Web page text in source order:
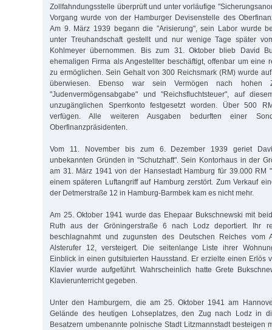
Zollfahndungsstelle überprüft und unter vorläufige
Vorgang wurde von der Hamburger Devisenstelle des
Am 9. März 1939 begann die "Arisierung", sein Labor wurde
unter Treuhandschaft gestellt und nur wenige Tage später
Kohlmeyer übernommen. Bis zum 31. Oktober blieb David
ehemaligen Firma als Angestellter beschäftigt, offenbar um eine
zu ermöglichen. Sein Gehalt von 300 Reichsmark (RM) wurde
überwiesen. Ebenso war sein Vermögen nach hohen
"Judenvermögensabgabe" und "Reichsfluchtsteuer", auf
unzugänglichen Sperrkonto festgesetzt worden. Über 500
verfügen. Alle weiteren Ausgaben bedurften einer
Oberfinanzpräsidenten.
Vom 11. November bis zum 6. Dezember 1939 geriet
unbekannten Gründen in "Schutzhaft". Sein Kontorhaus in der
am 31. März 1941 von der Hansestadt Hamburg für 39.000 RM
einem späteren Luftangriff auf Hamburg zerstört. Zum Verkauf
der Detmerstraße 12 in Hamburg-Barmbek kam es nicht mehr.
Am 25. Oktober 1941 wurde das Ehepaar Bukschnewski mit
Ruth aus der Gröningerstraße 6 nach Lodz deportiert. Ihr
beschlagnahmt und zugunsten des Deutschen Reiches vom
Alsterufer 12, versteigert. Die seitenlange Liste ihrer
Einblick in einen gutsituierten Hausstand. Er erzielte einen Erlös
Klavier wurde aufgeführt. Wahrscheinlich hatte Grete
Klavierunterricht gegeben.
Unter den Hamburgern, die am 25. Oktober 1941 am
Gelände des heutigen Lohseplatzes, den Zug nach Lodz in
Besatzern umbenannte polnische Stadt Litzmannstadt besteigen